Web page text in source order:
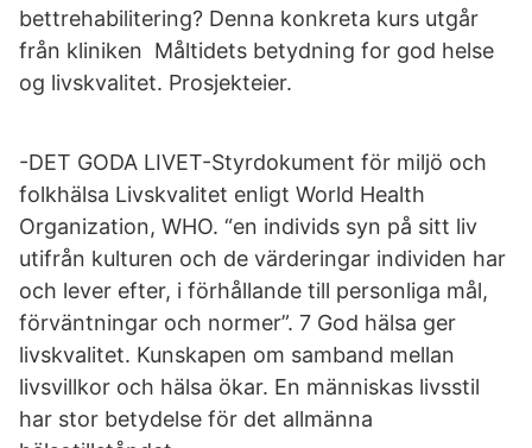
bettrehabilitering? Denna konkreta kurs utgår
från kliniken Måltidets betydning for god helse
og livskvalitet. Prosjekteier.
-DET GODA LIVET-Styrdokument för miljö och
folkhälsa Livskvalitet enligt World Health
Organization, WHO. “en individs syn på sitt liv
utifrån kulturen och de värderingar individen har
och lever efter, i förhållande till personliga mål,
förväntningar och normer”. 7 God hälsa ger
livskvalitet. Kunskapen om samband mellan
livsvillkor och hälsa ökar. En människas livsstil
har stor betydelse för det allmänna